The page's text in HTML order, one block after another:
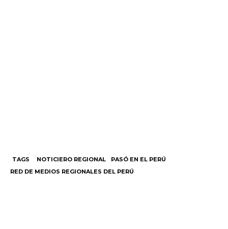
TAGS NOTICIERO REGIONAL
PASÓ EN EL PERÚ
RED DE MEDIOS REGIONALES DEL PERÚ